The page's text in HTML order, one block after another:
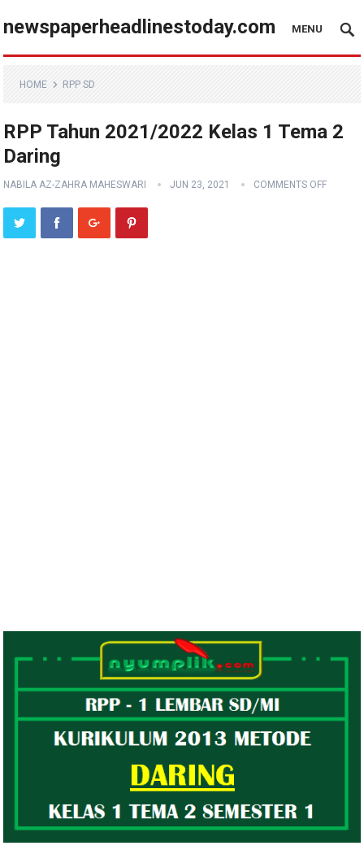
newspaperheadlinestoday.com MENU
HOME RPP SD
RPP Tahun 2021/2022 Kelas 1 Tema 2
Daring
NABILA AZ-ZAHRA MAHESWARI JUN 23, 2021 COMMENTS OFF